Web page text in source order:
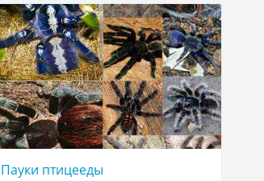
Пауки птицееды